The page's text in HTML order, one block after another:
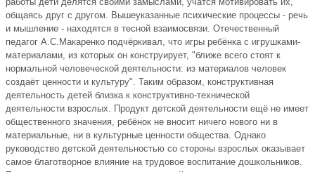
общаясь друг с другом. Вышеуказанные психические процессы - речь
и мышление - находятся в тесной взаимосвязи. Отечественный
педагог А.С.Макаренко подчёркивал, что игры ребёнка с игрушками-
материалами, из которых он конструирует, "ближе всего стоят к
нормальной человеческой деятельности: из материалов человек
создаёт ценности и культуру". Таким образом, конструктивная
деятельность детей близка к конструктивно-технической
деятельности взрослых. Продукт детской деятельности ещё не имеет
общественного значения, ребёнок не вносит ничего нового ни в
материальные, ни в культурные ценности общества. Однако
руководство детской деятельностью со стороны взрослых оказывает
самое благотворное влияние на трудовое воспитание дошкольников.